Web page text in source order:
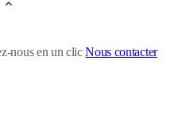
nous en un clicNous contacter